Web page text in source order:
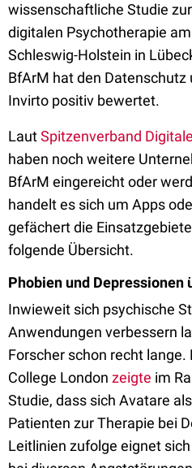
wissenschaftliche Studie
digitalen Psychotherapie
Schleswig-Holstein in
BfArM hat den Datenschutz
Invirto positiv bewertet.
LautSpitzenverband
haben noch weitere
BfArM eingereicht oder
handelt es sich um Apps
gefächert die
folgende Übersicht.
Phobien und Depressionen
Inwieweit sich psychische
Anwendungen verbessern
Forscher schon recht lange.
College London zeigte im
Studie, dass sich Avatare
Patienten zur Therapie bei
Leitlinien zufolge eignet